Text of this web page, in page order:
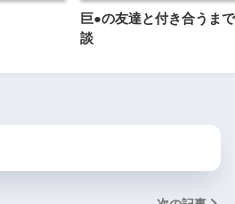
巨●の友達と付き合うま
談